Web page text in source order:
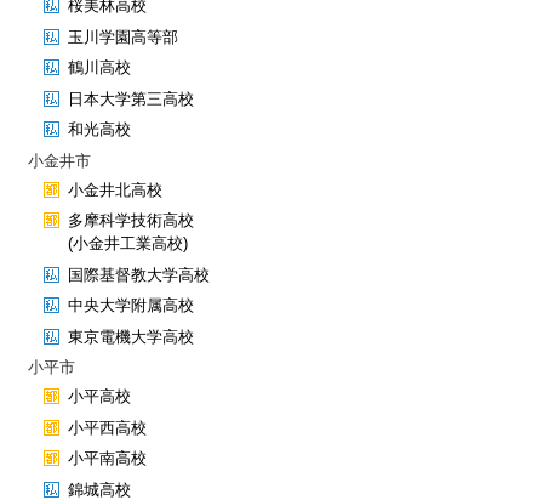
桜美林高校
玉川学園高等部
鶴川高校
日本大学第三高校
和光高校
小金井市
小金井北高校
多摩科学技術高校
(小金井工業高校)
国際基督教大学高校
中央大学附属高校
東京電機大学高校
小平市
小平高校
小平西高校
小平南高校
錦城高校